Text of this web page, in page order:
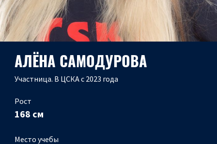
АЛЁНА САМОДУРОВА
Участница. В ЦСКА с 2023 года
Рост
168 см
Место учебы